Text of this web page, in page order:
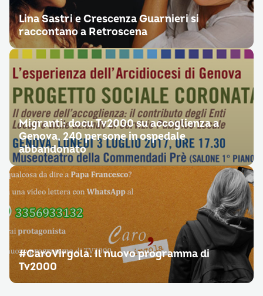
Lina Sastri e Crescenza Guarnieri si
raccontano a Retroscena
Migranti: docu Tv2000 su accoglienza a
Genova, 240 persone in ospedale
abbandonato
#CaroVirgola. Il nuovo programma di
Tv2000